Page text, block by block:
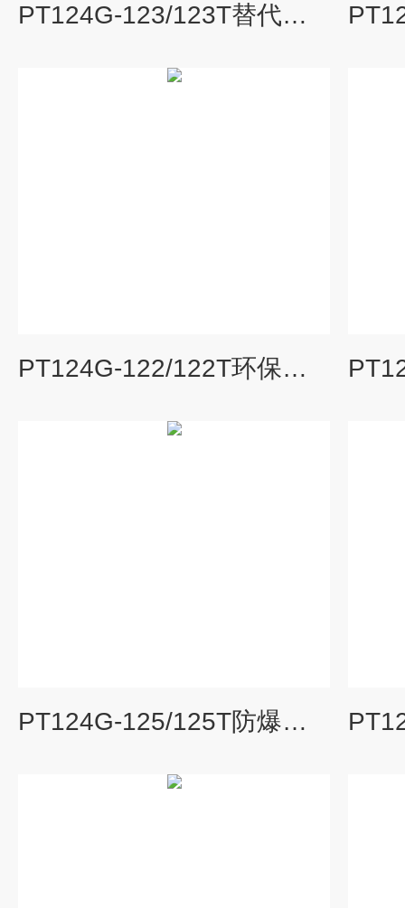
PT124G-123/123T替代进口软管型熔体压力传感器
PT124G-122/122T环保型高温熔体压力传感器
PT124G-125/125T防爆型熔体压力传感器